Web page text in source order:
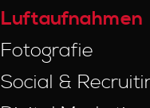
Luftaufnahmen
Fotografie
Social &